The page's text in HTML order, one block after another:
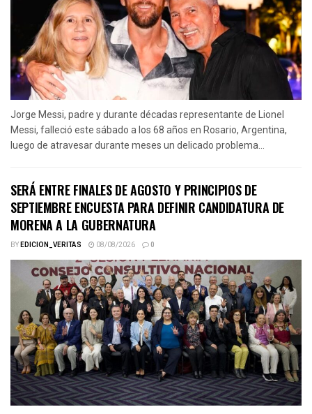
Jorge Messi, padre y durante décadas representante de Lionel
Messi, falleció este sábado a los 68 años en Rosario, Argentina,
luego de atravesar durante meses un delicado problema...
SERÁ ENTRE FINALES DE AGOSTO Y PRINCIPIOS DE
SEPTIEMBRE ENCUESTA PARA DEFINIR CANDIDATURA DE
MORENA A LA GUBERNATURA
BYEDICION_VERITAS 08/08/2026 0